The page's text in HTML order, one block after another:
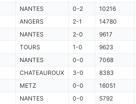
NANTES 0-2
10216
ANGERS 2-1
14780
NANTES 2-0
9617
TOURS 1-0
9623
NANTES 0-0 7068
CHATEAUROUX 3-0
8383
METZ 0-0
16051
NANTES 0-0
5792